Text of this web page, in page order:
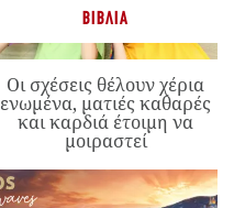
ΒΙΒΛΊΑ
Οι σχέσεις θέλουν χέρια
ενωμένα, ματιές καθαρές
και καρδιά έτοιμη να
μοιραστεί